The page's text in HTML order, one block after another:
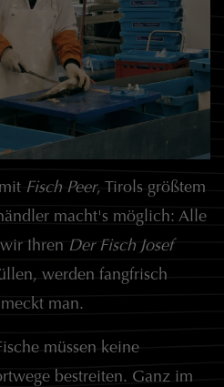
Fisch Peer, Tirols größtem
macht's möglich: Alle
Ihren Der Fisch Josef
werden fangfrisch
man.
müssen keine
bestreiten. Ganz im